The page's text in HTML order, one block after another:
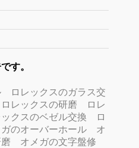
す。
ロレックスのガラス交
ロレックスの研磨
ロレ
ックスのベゼル交換
ロ
のオーバーホール
オ
オメガの文字盤修